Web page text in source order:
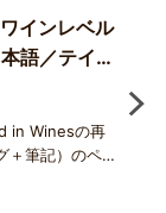
インレベル
語／テイス
in Winesの再
＋筆記）のペー
、ショートエ